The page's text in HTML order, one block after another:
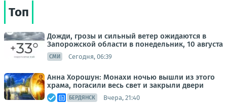
Топ
Дожди, грозы и сильный ветер ожидаются в
Запорожской области в понедельник, 10 августа
СМИ Сегодня, 06:39
Анна Хорошун: Монахи ночью вышли из этого
храма, погасили весь свет и закрыли двери
БЕРДЯНСК Вчера, 21:40